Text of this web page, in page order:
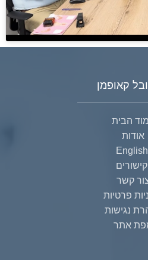
קאופמן
הבית
אודות
English
קישורים
קשר
פרטיות
נגישות
אתר